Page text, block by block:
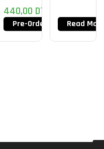
440,00 DT
Pre-Order Now Read